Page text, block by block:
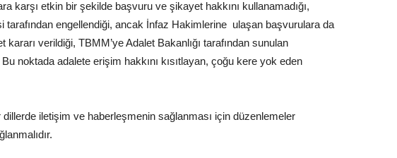
karşı etkin bir şekilde başvuru ve şikayet hakkını kullanamadığı,
tarafından engellendiği, ancak İnfaz Hakimlerine ulaşan başvurulara da
verildiği, TBMM’ye Adalet Bakanlığı tarafından sunulan
noktada adalete erişim hakkını kısıtlayan, çoğu kere yok eden
iletişim ve haberleşmenin sağlanması için düzenlemeler